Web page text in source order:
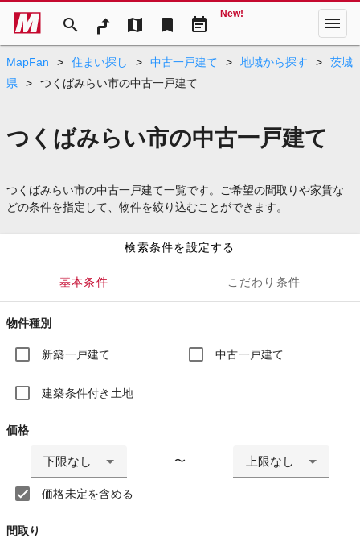
search map bookmark event_note
New! menu
MapFan > 住まい探し > 中古一戸建て > 地域から探す >
茨城
県
> つくばみらい市の中古一戸建て
つくばみらい市の中古一戸建て
つくばみらい市の中古一戸建て一覧です。ご希望の間取りや家賃な
どの条件を指定して、物件を絞り込むことができます。
検索条件を設定する
基本条件 こだわり条件
物件種別
新築一戸建て 中古一戸建て
建築条件付き土地
価格
下限なし 〜 上限なし
価格未定を含める
間取り